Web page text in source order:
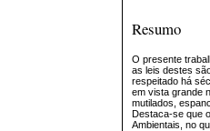
Resumo
O presente
as leis destes
respeitado há
em vista grande
mutilados,
Destaca-se que
Ambientais, no